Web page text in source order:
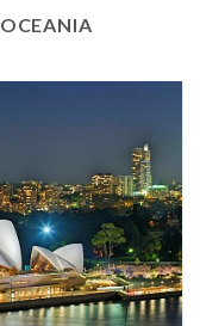
OCEANIA